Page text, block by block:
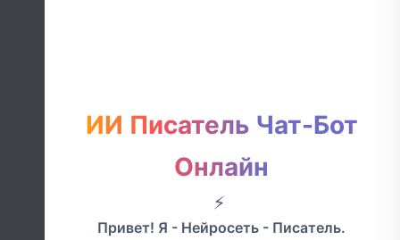
ИИ Писатель Чат-Бот
Онлайн
Привет! Я - Нейросеть - Писатель.